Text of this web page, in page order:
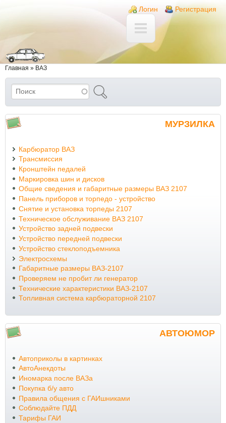
Login links
Логин Регистрация
Вы здесь
Главная » ВАЗ
Форма поиска
Поиск
МУРЗИЛКА
Карбюратор ВАЗ
Трансмиссия
Кронштейн педалей
Маркировка шин и дисков
Общие сведения и габаритные размеры ВАЗ 2107
Панель приборов и торпедо - устройство
Снятие и установка торпеды 2107
Техническое обслуживание ВАЗ 2107
Устройство задней подвески
Устройство передней подвески
Устройство стеклоподъемника
Электросхемы
Габаритные размеры ВАЗ-2107
Проверяем не пробит ли генератор
Технические характеристики ВАЗ-2107
Топливная система карбюраторной 2107
АВТОЮМОР
Автоприколы в картинках
АвтоАнекдоты
Иномарка после ВАЗа
Покупка б/у авто
Правила общения с ГАИшниками
Соблюдайте ПДД
Тарифы ГАИ